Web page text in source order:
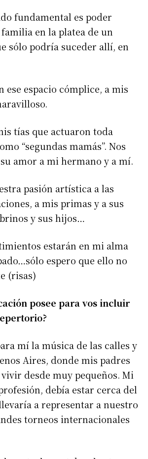
gratis
electrónico
fundamental es poder
en la platea de un
sólo podría suceder allí, en
ese espacio cómplice, a mis
tías que actuaron toda
“segundas mamás”. Nos
amor a mi hermano y a mí.
pasión artística a las
a mis primas y a sus
y sus hijos…
estarán en mi alma
espero que ello no
(risas)
posee para vos incluir
mí la música de las calles y
Aires, donde mis padres
desde muy pequeños. Mi
debía estar cerca del
a representar a nuestro
torneos internacionales